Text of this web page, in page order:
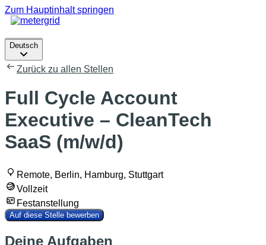
Zum Hauptinhalt springen
Deutsch
Deutsch
Zurück zu allen Stellen
Full Cycle Account
Executive – CleanTech
SaaS (m/w/d)
Remote, Berlin, Hamburg, Stuttgart
Vollzeit
Festanstellung
Auf diese Stelle bewerben
Deine Aufgaben